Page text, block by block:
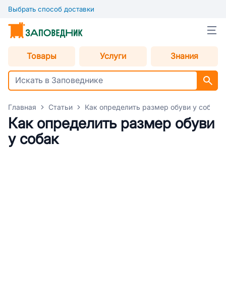
Выбрать способ доставки
Товары Услуги Знания
Главная Статьи Как определить размер обуви у собак
Как определить размер обуви
у собак